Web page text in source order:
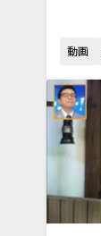
動画